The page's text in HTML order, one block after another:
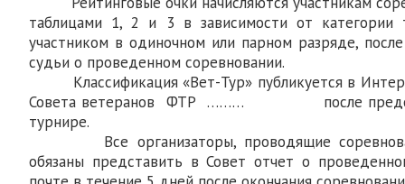
таблицами 1, 2 и 3 в зависимости от категории
участником в одиночном или парном разряде, после
судьи о проведенном соревновании.
Классификация «Вет-Тур» публикуется в
Совета ветеранов ФТР ……… после
турнире.
Все организаторы, проводящие
обязаны представить в Совет отчет о